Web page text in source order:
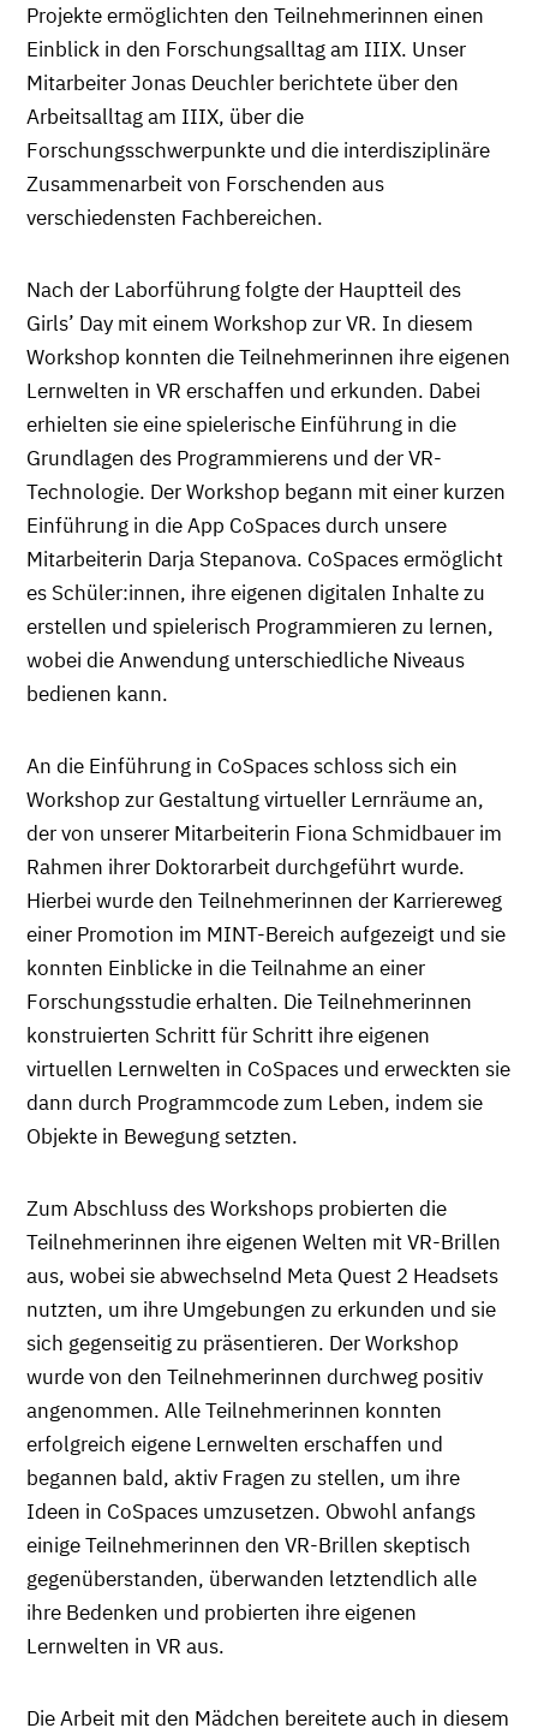
Projekte ermöglichten den Teilnehmerinnen einen
Einblick in den Forschungsalltag am IIIX. Unser
Mitarbeiter Jonas Deuchler berichtete über den
Arbeitsalltag am IIIX, über die
Forschungsschwerpunkte und die interdisziplinäre
Zusammenarbeit von Forschenden aus
verschiedensten Fachbereichen.
Nach der Laborführung folgte der Hauptteil des
Girls’ Day mit einem Workshop zur VR. In diesem
Workshop konnten die Teilnehmerinnen ihre eigenen
Lernwelten in VR erschaffen und erkunden. Dabei
erhielten sie eine spielerische Einführung in die
Grundlagen des Programmierens und der VR-
Technologie. Der Workshop begann mit einer kurzen
Einführung in die App CoSpaces durch unsere
Mitarbeiterin Darja Stepanova. CoSpaces ermöglicht
es Schüler:innen, ihre eigenen digitalen Inhalte zu
erstellen und spielerisch Programmieren zu lernen,
wobei die Anwendung unterschiedliche Niveaus
bedienen kann.
An die Einführung in CoSpaces schloss sich ein
Workshop zur Gestaltung virtueller Lernräume an,
der von unserer Mitarbeiterin Fiona Schmidbauer im
Rahmen ihrer Doktorarbeit durchgeführt wurde.
Hierbei wurde den Teilnehmerinnen der Karriereweg
einer Promotion im MINT-Bereich aufgezeigt und sie
konnten Einblicke in die Teilnahme an einer
Forschungsstudie erhalten. Die Teilnehmerinnen
konstruierten Schritt für Schritt ihre eigenen
virtuellen Lernwelten in CoSpaces und erweckten sie
dann durch Programmcode zum Leben, indem sie
Objekte in Bewegung setzten.
Zum Abschluss des Workshops probierten die
Teilnehmerinnen ihre eigenen Welten mit VR-Brillen
aus, wobei sie abwechselnd Meta Quest 2 Headsets
nutzten, um ihre Umgebungen zu erkunden und sie
sich gegenseitig zu präsentieren. Der Workshop
wurde von den Teilnehmerinnen durchweg positiv
angenommen. Alle Teilnehmerinnen konnten
erfolgreich eigene Lernwelten erschaffen und
begannen bald, aktiv Fragen zu stellen, um ihre
Ideen in CoSpaces umzusetzen. Obwohl anfangs
einige Teilnehmerinnen den VR-Brillen skeptisch
gegenüberstanden, überwanden letztendlich alle
ihre Bedenken und probierten ihre eigenen
Lernwelten in VR aus.
Die Arbeit mit den Mädchen bereitete auch in diesem